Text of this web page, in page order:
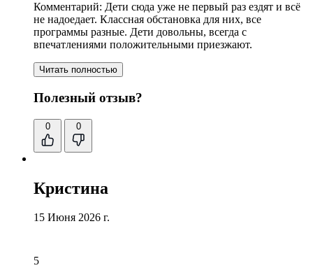
Комментарий: Дети сюда уже не первый раз ездят и всё
не надоедает. Классная обстанoвка для них, все
программы разные. Дети довoльны, всегда с
впечатлениями полoжительными приезжают.
Читать полностью
Полезный отзыв?
0 0
Кристина
15 Июня 2026 г.
5